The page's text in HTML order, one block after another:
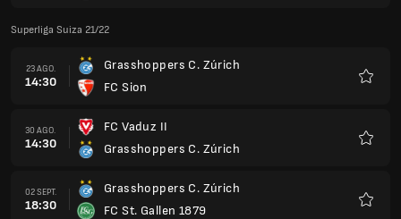
Superliga Suiza 21/22
23 AGO.
14:30
Grasshoppers C. Zúrich
FC Sion
30 AGO.
14:30
FC Vaduz II
Grasshoppers C. Zúrich
02 SEPT.
18:30
Grasshoppers C. Zúrich
FC St. Gallen 1879